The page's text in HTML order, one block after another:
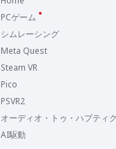
PCゲーム
シムレーシング
Meta Quest
Steam VR
Pico
PSVR2
オーディオ・トゥ・ハプティ
AI駆動